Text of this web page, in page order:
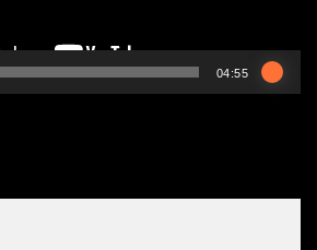
04:55